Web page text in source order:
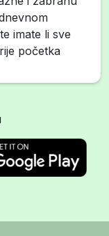
imate li sve
početka